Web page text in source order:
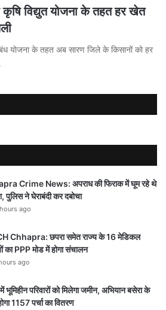
विद्युत योजना के तहत हर खेत
योजना के तहत अब सारण जिले के किसानों को हर
Crime News: अपराध की फिराक में घूम रहे थे
पुलिस ने घेराबंदी कर दबोचा
ago
Chhapra: छपरा समेत राज्य के 16 मेडिकल
का PPP मोड में होगा संचालन
ago
भूमिहीन परिवारों को मिलेगा जमीन, अभियान बसेरा के
1157 पर्चा का वितरण